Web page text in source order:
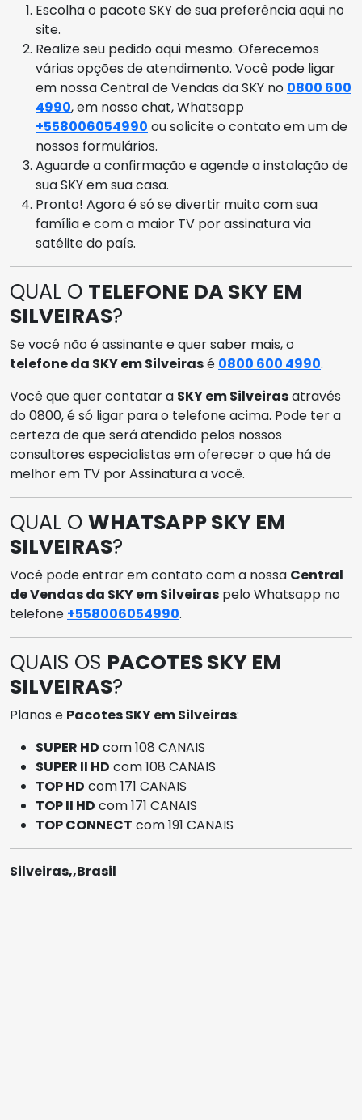
Escolha o pacote SKY de sua preferência aqui no
site.
Realize seu pedido aqui mesmo. Oferecemos
várias opções de atendimento. Você pode ligar
em nossa Central de Vendas da SKY no 0800 600
4990, em nosso chat, Whatsapp
+558006054990 ou solicite o contato em um de
nossos formulários.
Aguarde a confirmação e agende a instalação de
sua SKY em sua casa.
Pronto! Agora é só se divertir muito com sua
família e com a maior TV por assinatura via
satélite do país.
QUAL O TELEFONE DA SKY EM
SILVEIRAS?
Se você não é assinante e quer saber mais, o
telefone da SKY em Silveirasé 0800 600 4990.
Você que quer contatar a SKY em Silveirasatravés
do 0800, é só ligar para o telefone acima. Pode ter a
certeza de que será atendido pelos nossos
consultores especialistas em oferecer o que há de
melhor em TV por Assinatura a você.
QUAL O WHATSAPP SKY EM
SILVEIRAS?
Você pode entrar em contato com a nossa Central
de Vendas da SKY em Silveiras pelo Whatsapp no
telefone +558006054990.
QUAIS OS PACOTES SKY EM
SILVEIRAS?
Planos e Pacotes SKY em Silveiras:
SUPER HD com 108 CANAIS
SUPER II HD com 108 CANAIS
TOP HD com 171 CANAIS
TOP II HD com 171 CANAIS
TOP CONNECT com 191 CANAIS
Silveiras,,Brasil